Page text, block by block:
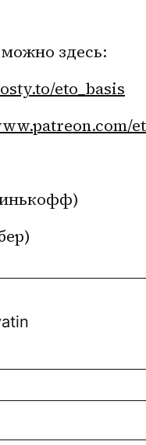
здесь:
eto_basis